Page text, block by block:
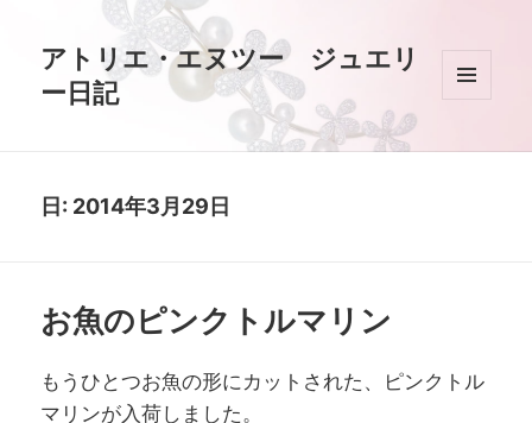
アトリエ・エヌツー ジュエリ
ー日記
ィジェ
日: 2014年3月29日
お魚のピンクトルマリン
もうひとつお魚の形にカットされた、ピンクトル
マリンが入荷しました。